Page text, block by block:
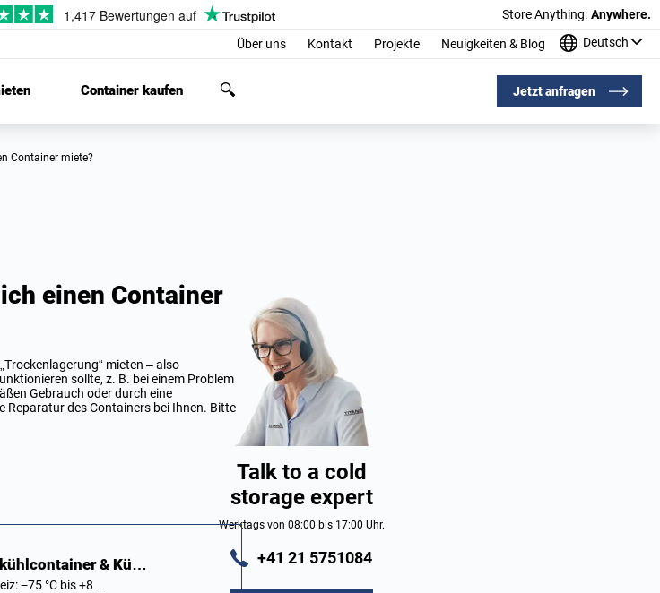
Store Anything. Anywhere.
Über uns Kontakt Projekte Neuigkeiten & Blog Deutsch
Container kaufen Jetzt anfragen
Container miete?
einen Container
mieten – also
sollte, z. B. bei einem Problem
Gebrauch oder durch eine
des Containers bei Ihnen. Bitte
& Kü…
−75 °C bis +8…
Talk to a cold
storage expert
Werktags von 08:00 bis 17:00 Uhr.
+41 21 5751084